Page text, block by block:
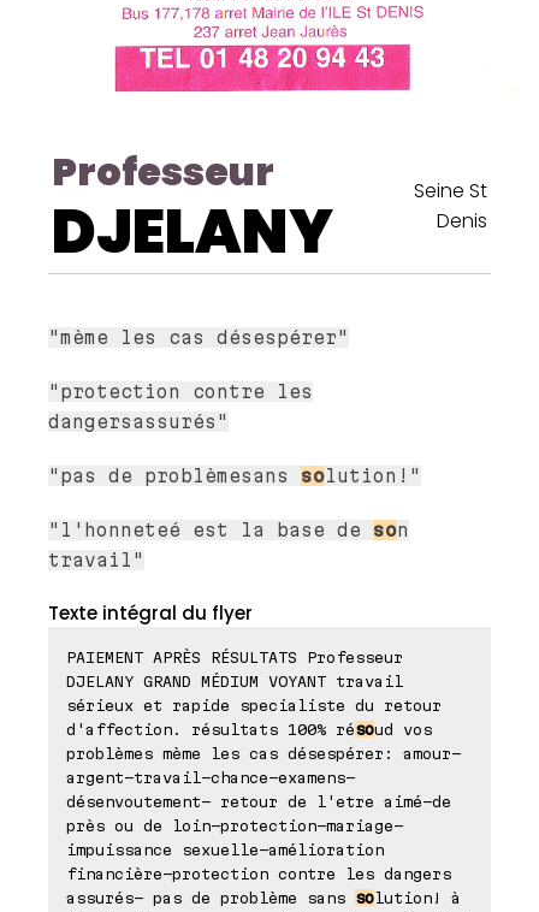
Professeur
DJELANY
Seine St
Denis
"mème les cas désespérer"
"protection contre les
dangersassurés"
"pas de problèmesans solution!"
"l'honneteé est la base de son
travail"
Texte intégral du flyer
PAIEMENT APRÈS RÉSULTATS Professeur
DJELANY GRAND MÉDIUM VOYANT travail
sérieux et rapide specialiste du retour
d'affection. résultats 100% résoud vos
problèmes mème les cas désespérer: amour-
argent-travail-chance-examens-
désenvoutement- retour de l'etre aimé-de
près ou de loin-protection-mariage-
impuissance sexuelle-amélioration
financière-protection contre les dangers
assurés- pas de problème sans solution! à